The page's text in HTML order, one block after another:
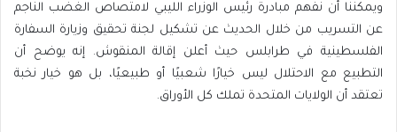
ويمكننا أن نفهم مبادرة رئيس الوزراء الليبي لامتصاص الغضب الناجم
عن التسريب من خلال الحديث عن تشكيل لجنة تحقيق وزيارة السفارة
الفلسطينية في طرابلس حيث أعلن إقالة المنقوش. إنه يوضح أن
التطبيع مع الاحتلال ليس خيارًا شعبيًا أو طبيعيًا، بل هو خيار نخبة
تعتقد أن الولايات المتحدة تملك كل الأوراق.